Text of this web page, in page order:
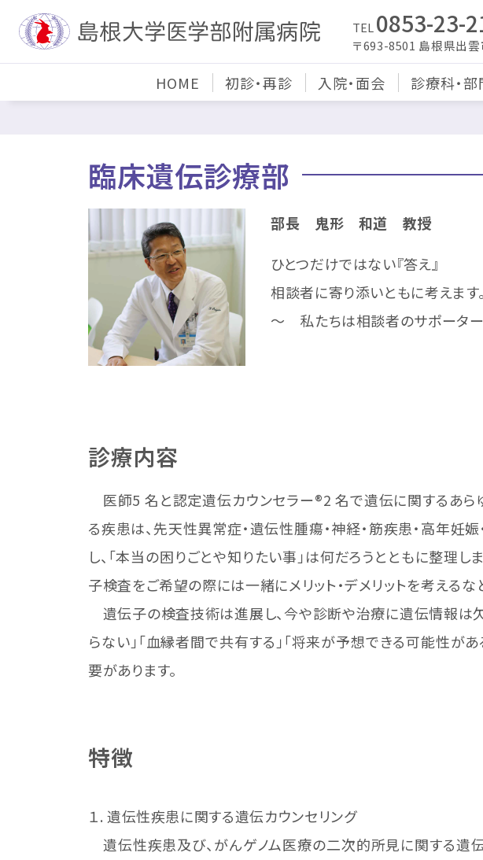
TEL 0853-23-
〒693-8501 島根県出
HOME 初診・再診 入院・面会 診療科・部
臨床遺伝診療部
部長 鬼形 和道 教授
ひとつだけではない『答え』
相談者に寄り添いともに考えます。
～ 私たちは相談者のサポータ
診療内容
医師5 名と認定遺伝カウンセラー®2 名で遺伝に関するあら
る疾患は、先天性異常症・遺伝性腫瘍・神経・筋疾患・高年妊
し、「本当の困りごとや知りたい事」は何だろうとともに整理
子検査をご希望の際には一緒にメリット・デメリットを考える
遺伝子の検査技術は進展し、今や診断や治療に遺伝情報は
らない」「血縁者間で共有する」「将来が予想できる可能性
要があります。
特徴
１. 遺伝性疾患に関する遺伝カウンセリング
遺伝性疾患及び、がんゲノム医療の二次的所見に関する遺